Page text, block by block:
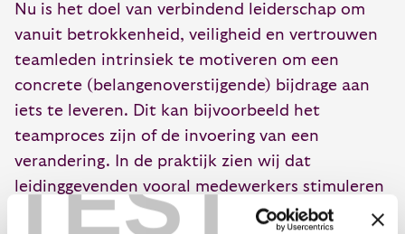
TEST
Nu is het doel van verbindend leiderschap om
vanuit betrokkenheid, veiligheid en vertrouwen
teamleden intrinsiek te motiveren om een
concrete (belangenoverstijgende) bijdrage aan
iets te leveren. Dit kan bijvoorbeeld het
teamproces zijn of de invoering van een
verandering. In de praktijk zien wij dat
leidinggevenden vooral medewerkers stimuleren
om vanuit de taak en vanuit samenwerking